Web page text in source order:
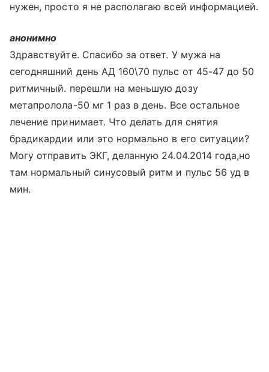
нужен, просто я не располагаю всей информацией.
анонимно
Здравствуйте. Спасибо за ответ. У мужа на
сегодняшний день АД 160\70 пульс от 45-47 до 50
ритмичный. перешли на меньшую дозу
метапролола-50 мг 1 раз в день. Все остальное
лечение принимает. Что делать для снятия
брадикардии или это нормально в его ситуации?
Могу отправить ЭКГ, деланную 24.04.2014 года,но
там нормальный синусовый ритм и пульс 56 уд в
мин.